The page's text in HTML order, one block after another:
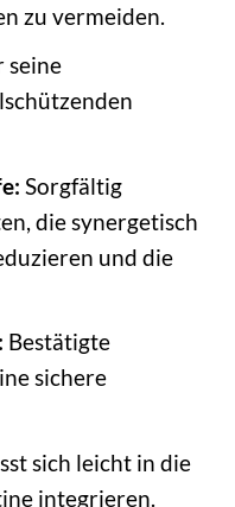
zu vermeiden.
seine
Sorgfältig
die synergetisch
und die
Bestätigte
sichere
sich leicht in die
integrieren.